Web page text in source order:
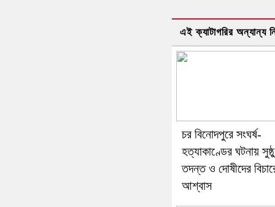
এই ক্যাটাগরির অন্যান্য
চর বিনোদপুরে সংঘর্ষ-
হত্যাকাণ্ডের ঘটনায় সুষ্ঠু
তদন্ত ও দোষীদের
আশ্বাস